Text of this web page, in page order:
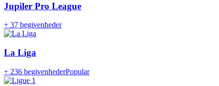
Jupiler Pro League
+ 37 begivenheder
La Liga
+ 236 begivenhederPopular